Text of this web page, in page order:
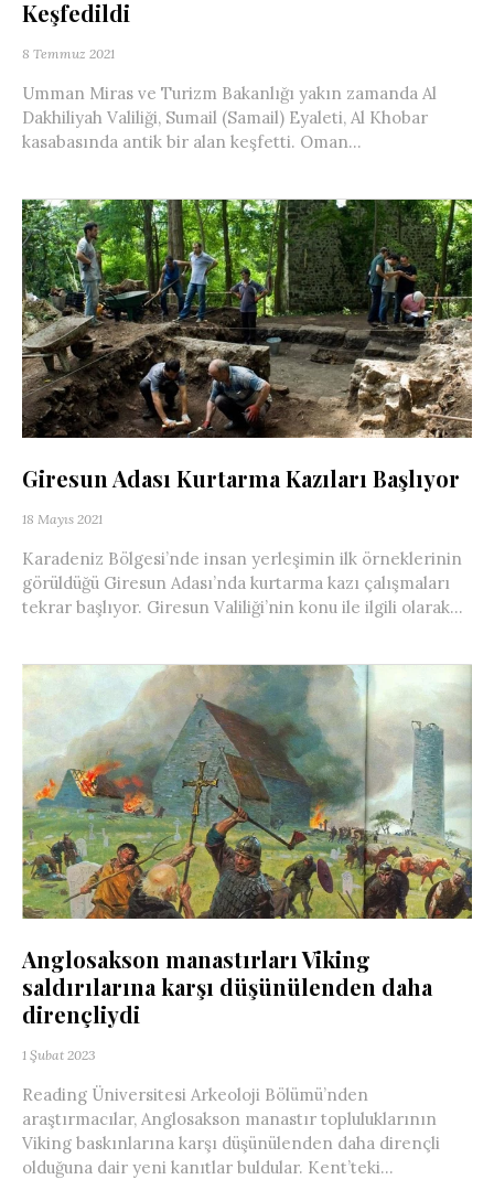
Keşfedildi
8 Temmuz 2021
Umman Miras ve Turizm Bakanlığı yakın zamanda Al
Dakhiliyah Valiliği, Sumail (Samail) Eyaleti, Al Khobar
kasabasında antik bir alan keşfetti. Oman...
Giresun Adası Kurtarma Kazıları Başlıyor
18 Mayıs 2021
Karadeniz Bölgesi’nde insan yerleşimin ilk örneklerinin
görüldüğü Giresun Adası’nda kurtarma kazı çalışmaları
tekrar başlıyor. Giresun Valiliği’nin konu ile ilgili olarak...
Anglosakson manastırları Viking
saldırılarına karşı düşünülenden daha
dirençliydi
1 Şubat 2023
Reading Üniversitesi Arkeoloji Bölümü’nden
araştırmacılar, Anglosakson manastır topluluklarının
Viking baskınlarına karşı düşünülenden daha dirençli
olduğuna dair yeni kanıtlar buldular. Kent’teki...